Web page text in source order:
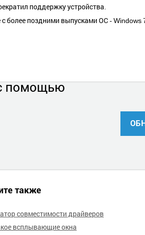
поддержку устройства.
более поздними выпусками ОС - Windows
помощью
также
совместимости драйверов
всплывающие окна